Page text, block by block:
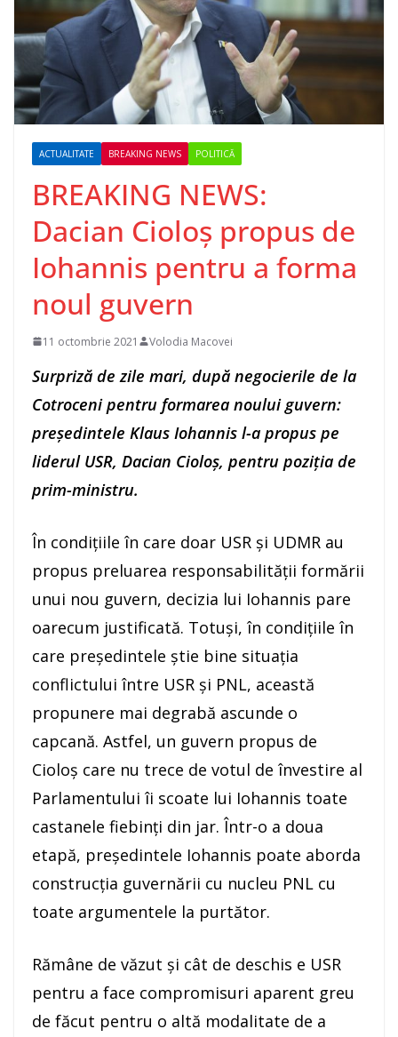
ACTUALITATE BREAKING NEWS POLITICĂ
BREAKING NEWS:
Dacian Cioloș propus de
Iohannis pentru a forma
noul guvern
11 octombrie 2021 Volodia Macovei
Surpriză de zile mari, după negocierile de la
Cotroceni pentru formarea noului guvern:
președintele Klaus Iohannis l-a propus pe
liderul USR, Dacian Cioloș, pentru poziția de
prim-ministru.
În condițiile în care doar USR și UDMR au
propus preluarea responsabilității formării
unui nou guvern, decizia lui Iohannis pare
oarecum justificată. Totuși, în condițiile în
care președintele știe bine situația
conflictului între USR și PNL, această
propunere mai degrabă ascunde o
capcană. Astfel, un guvern propus de
Cioloș care nu trece de votul de învestire al
Parlamentului îi scoate lui Iohannis toate
castanele fiebinți din jar. Într-o a doua
etapă, președintele Iohannis poate aborda
construcția guvernării cu nucleu PNL cu
toate argumentele la purtător.
Rămâne de văzut și cât de deschis e USR
pentru a face compromisuri aparent greu
de făcut pentru o altă modalitate de a